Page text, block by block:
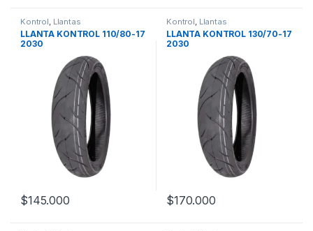
Kontrol Llantas
LLANTA KONTROL 110/80-17
2030
$145.000
Kontrol Llantas
LLANTA KONTROL 130/70-17
2030
$170.000